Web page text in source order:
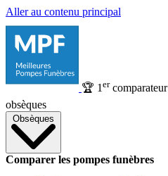
Aller au contenu principal
🏆 1 ercomparateur
obsèques
Obsèques
Comparer les pompes funèbres